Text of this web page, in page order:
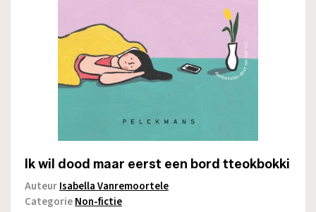
Ik wil dood maar eerst een bord tteokbokki
AuteurIsabella Vanremoortele
CategorieNon-fictie